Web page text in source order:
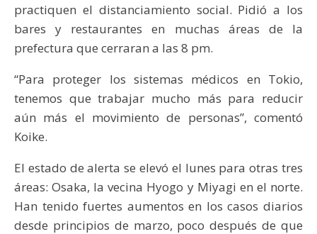
practiquen el distanciamiento social. Pidió a los
bares y restaurantes en muchas áreas de la
prefectura que cerraran a las 8 pm.
“Para proteger los sistemas médicos en Tokio,
tenemos que trabajar mucho más para reducir
aún más el movimiento de personas”, comentó
Koike.
El estado de alerta se elevó el lunes para otras tres
áreas: Osaka, la vecina Hyogo y Miyagi en el norte.
Han tenido fuertes aumentos en los casos diarios
desde principios de marzo, poco después de que